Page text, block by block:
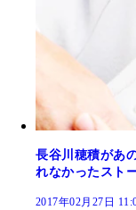
長谷川穂積があ
れなかったスト
2017年02月27日